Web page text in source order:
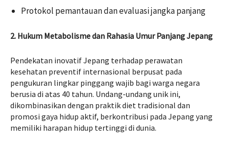
Protokol pemantauan dan evaluasi jangka panjang
2. Hukum Metabolisme dan Rahasia Umur Panjang Jepang
Pendekatan inovatif Jepang terhadap perawatan
kesehatan preventif internasional berpusat pada
pengukuran lingkar pinggang wajib bagi warga negara
berusia di atas 40 tahun. Undang-undang unik ini,
dikombinasikan dengan praktik diet tradisional dan
promosi gaya hidup aktif, berkontribusi pada Jepang yang
memiliki harapan hidup tertinggi di dunia.